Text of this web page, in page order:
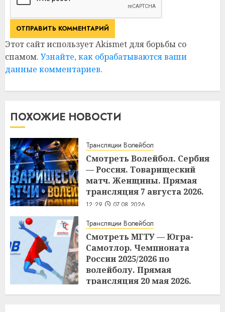
Этот сайт использует Akismet для борьбы со
спамом. Узнайте, как обрабатываются ваши
данные комментариев.
ПОХОЖИЕ НОВОСТИ
Трансляции Волейбол
Смотреть Волейбол. Сербия
— Россия. Товарищеский
матч. Женщины. Прямая
трансляция 7 августа 2026.
12:29 07.08.2026
Трансляции Волейбол
Смотреть МГТУ — Югра-
Самотлор. Чемпионата
России 2025/2026 по
волейболу. Прямая
трансляция 20 мая 2026.
15:08 20.05.2026